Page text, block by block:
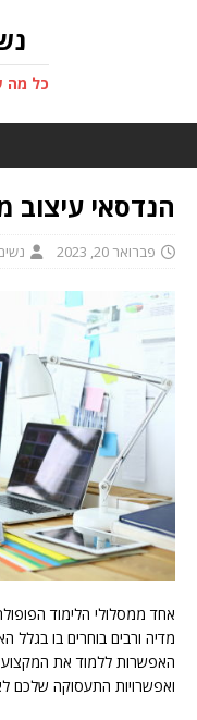
כל מה
הנדסאי עיצוב
פברואר 20, 2023
אחד ממסלולי הלימוד
מדיה ורבים בוחרים בו
האפשרות ללמוד את
ואפשרויות התעסוקה שלכם